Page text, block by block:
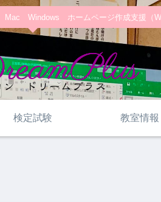
Windows ホームページ作成支援（
検定試験 教室情報